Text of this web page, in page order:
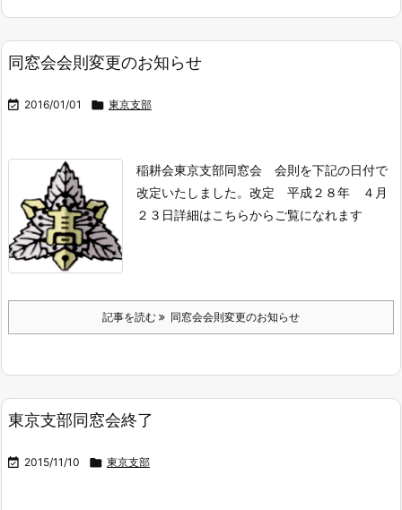
同窓会会則変更のお知らせ
 2016/01/01  東京支部
稲耕会東京支部同窓会 会則を下記の日付で
改定いたしました。 改定 平成２８年 ４月
２３日詳細はこちらからご覧になれます
記事を読む 同窓会会則変更のお知らせ
東京支部同窓会終了
 2015/11/10  東京支部